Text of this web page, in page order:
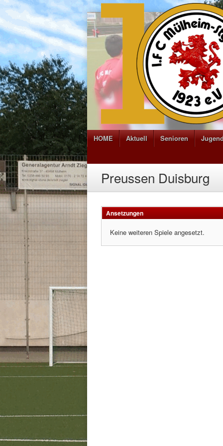
HOME Aktuell Senioren
Preussen Duisburg
Ansetzungen
Keine weiteren Spiele angesetzt.